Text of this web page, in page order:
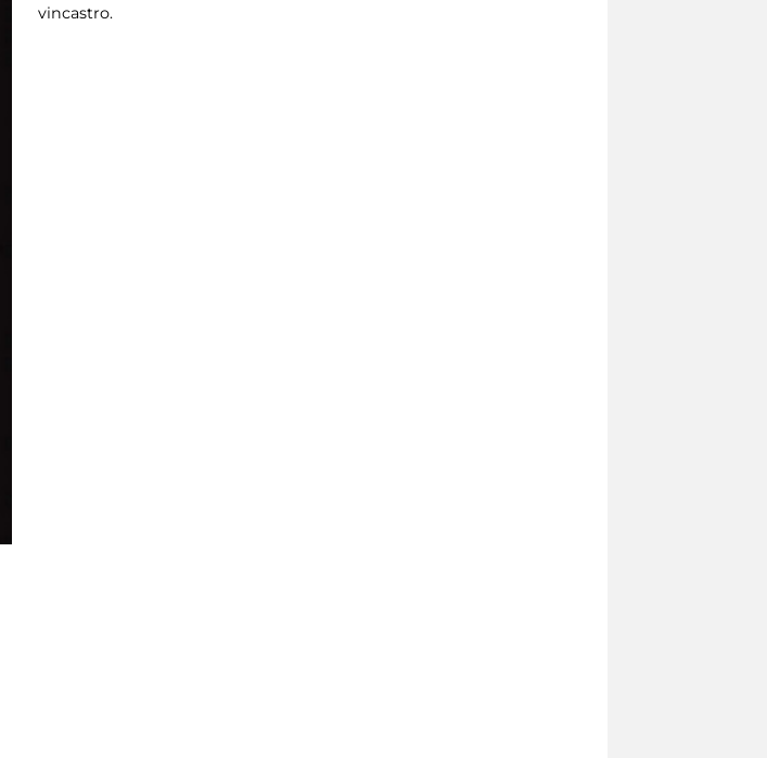
vincastro.